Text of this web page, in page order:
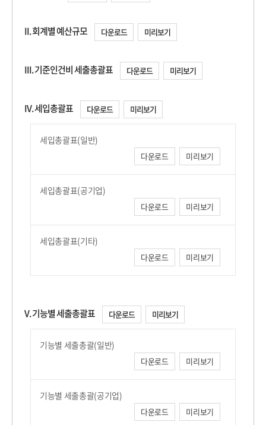
II. 회계별 예산규모 다운로드 미리보기
III. 기준인건비 세출총괄표 다운로드 미리보기
IV. 세입총괄표 다운로드 미리보기
세입총괄표(일반)
다운로드 미리보기
세입총괄표(공기업)
다운로드 미리보기
세입총괄표(기타)
다운로드 미리보기
V. 기능별 세출총괄표 다운로드 미리보기
기능별 세출총괄(일반)
다운로드 미리보기
기능별 세출총괄(공기업)
다운로드 미리보기